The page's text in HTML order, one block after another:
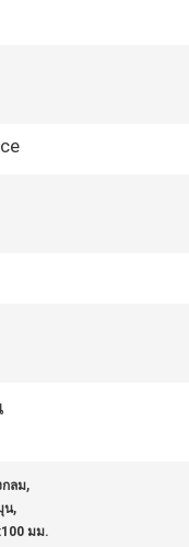
กลม,
น,
มม.